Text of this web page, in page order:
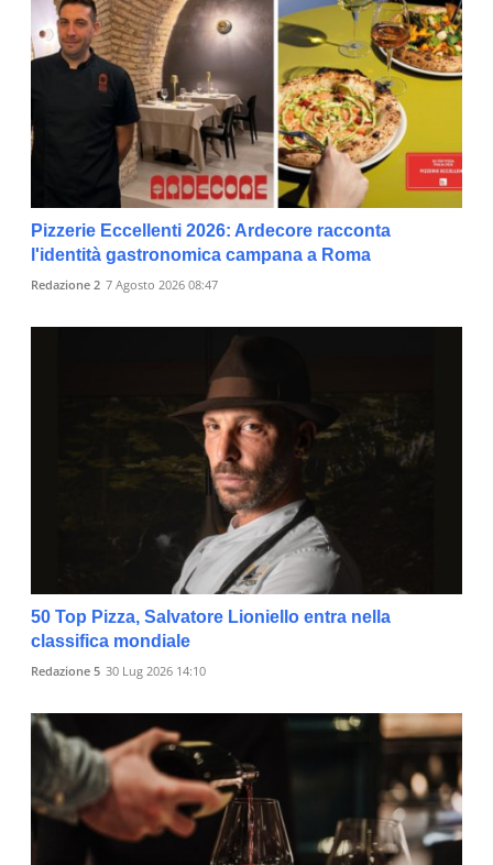
Pizzerie Eccellenti 2026: Ardecore racconta
l'identità gastronomica campana a Roma
Redazione 2 7 Agosto 2026 08:47
50 Top Pizza, Salvatore Lioniello entra nella
classifica mondiale
Redazione 5 30 Lug 2026 14:10